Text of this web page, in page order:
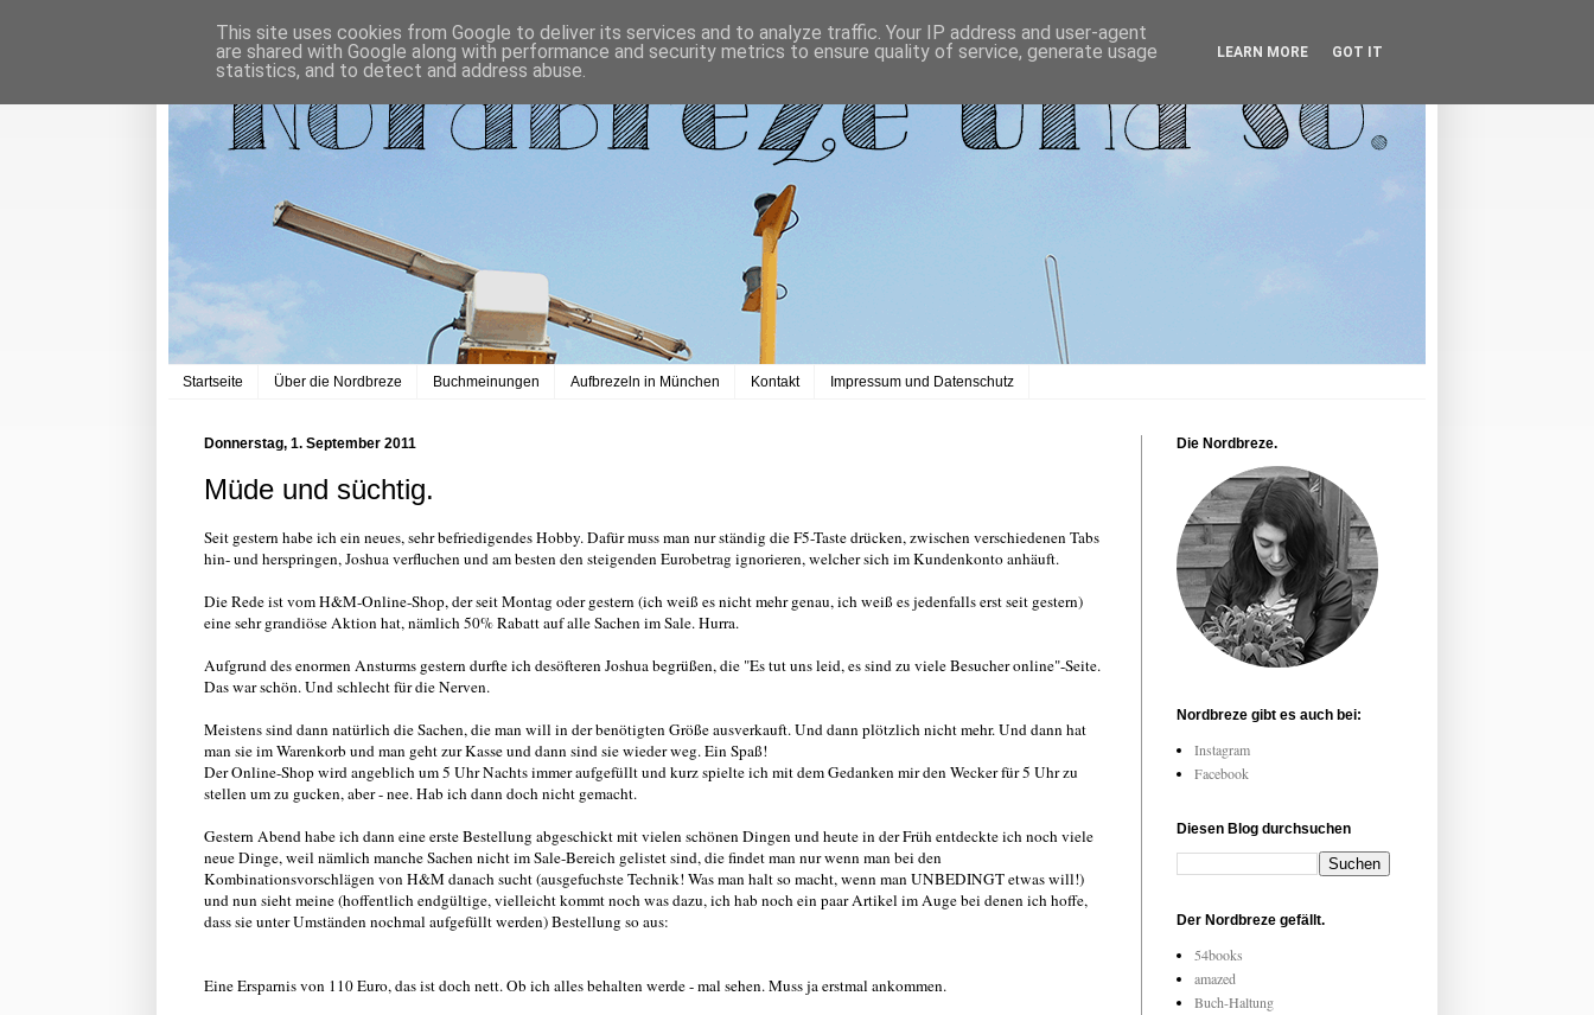
Startseite Über die Nordbreze Buchmeinungen Aufbrezeln in München Kontakt Impressum und Datenschutz
Donnerstag, 1. September 2011
Müde und süchtig.
Seit gestern habe ich ein neues, sehr befriedigendes Hobby. Dafür muss man nur ständig die F5-Taste drücken, zwischen verschiedenen Tabs
hin- und herspringen, Joshua verfluchen und am besten den steigenden Eurobetrag ignorieren, welcher sich im Kundenkonto anhäuft.
Die Rede ist vom H&M-Online-Shop, der seit Montag oder gestern (ich weiß es nicht mehr genau, ich weiß es jedenfalls erst seit gestern)
eine sehr grandiöse Aktion hat, nämlich 50% Rabatt auf alle Sachen im Sale. Hurra.
Aufgrund des enormen Ansturms gestern durfte ich desöfteren Joshua begrüßen, die "Es tut uns leid, es sind zu viele Besucher online"-Seite.
Das war schön. Und schlecht für die Nerven.
Meistens sind dann natürlich die Sachen, die man will in der benötigten Größe ausverkauft. Und dann plötzlich nicht mehr. Und dann hat
man sie im Warenkorb und man geht zur Kasse und dann sind sie wieder weg. Ein Spaß!
Der Online-Shop wird angeblich um 5 Uhr Nachts immer aufgefüllt und kurz spielte ich mit dem Gedanken mir den Wecker für 5 Uhr zu
stellen um zu gucken, aber - nee. Hab ich dann doch nicht gemacht.
Gestern Abend habe ich dann eine erste Bestellung abgeschickt mit vielen schönen Dingen und heute in der Früh entdeckte ich noch viele
neue Dinge, weil nämlich manche Sachen nicht im Sale-Bereich gelistet sind, die findet man nur wenn man bei den
Kombinationsvorschlägen von H&M danach sucht (ausgefuchste Technik! Was man halt so macht, wenn man UNBEDINGT etwas will!)
und nun sieht meine (hoffentlich endgültige, vielleicht kommt noch was dazu, ich hab noch ein paar Artikel im Auge bei denen ich hoffe,
dass sie unter Umständen nochmal aufgefüllt werden) Bestellung so aus:
Eine Ersparnis von 110 Euro, das ist doch nett. Ob ich alles behalten werde - mal sehen. Muss ja erstmal ankommen.
Die Nordbreze.
Nordbreze gibt es auch bei:
Instagram
Facebook
Diesen Blog durchsuchen
Der Nordbreze gefällt.
54books
amazed
Buch-Haltung
This site uses cookies from Google to deliver its services and to analyze traffic. Your IP address and user-agent
are shared with Google along with performance and security metrics to ensure quality of service, generate usage
statistics, and to detect and address abuse.
LEARN MORE GOT IT